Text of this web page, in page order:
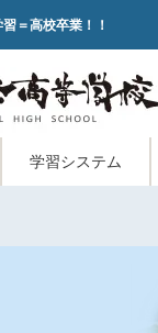
＝高校卒業！！
学習システム